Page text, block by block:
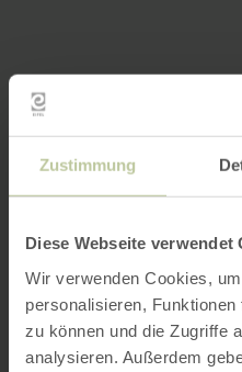
Zustimmung
Diese Webseite verwendet
Wir verwenden Cookies,
personalisieren,
zu können und die Zugriffe
analysieren. Außerdem